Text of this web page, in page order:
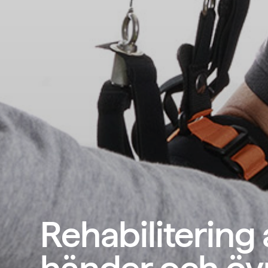
Rehabilitering